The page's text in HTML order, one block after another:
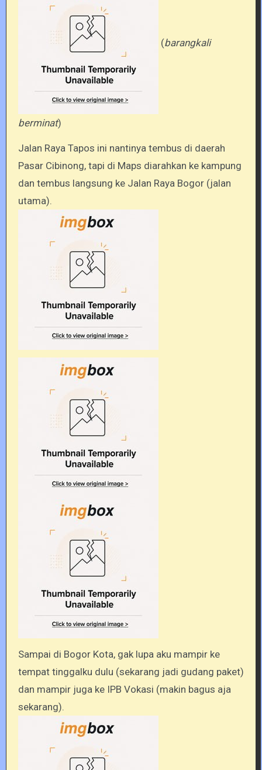
(barangkali
berminat)
Jalan Raya Tapos ini nantinya tembus di daerah
Pasar Cibinong, tapi di Maps diarahkan ke kampung
dan tembus langsung ke Jalan Raya Bogor (jalan
utama).
Sampai di Bogor Kota, gak lupa aku mampir ke
tempat tinggalku dulu (sekarang jadi gudang paket)
dan mampir juga ke IPB Vokasi (makin bagus aja
sekarang).